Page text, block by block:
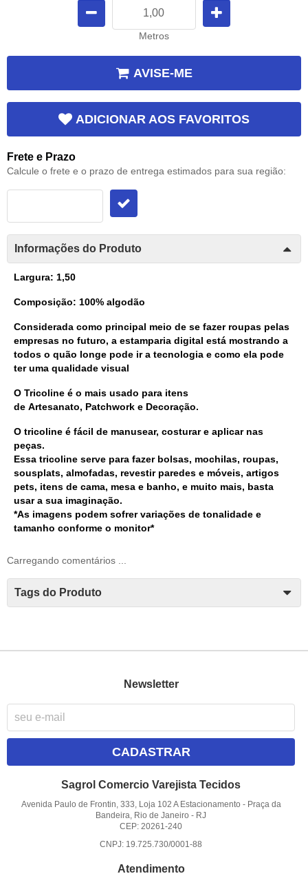
Metros
AVISE-ME
ADICIONAR AOS FAVORITOS
Frete e Prazo
Calcule o frete e o prazo de entrega estimados para sua região:
Informações do Produto
Largura: 1,50
Composição: 100% algodão
Considerada como principal meio de se fazer roupas pelas
empresas no futuro, a estamparia digital está mostrando a
todos o quão longe pode ir a tecnologia e como ela pode
ter uma qualidade visual
O Tricoline é o mais usado para itens
de Artesanato, Patchwork e Decoração.
O tricoline é fácil de manusear, costurare aplicar nas
peças.
Essa tricoline serve para fazer bolsas, mochilas, roupas,
sousplats, almofadas, revestir paredes e móveis, artigos
pets, itens de cama, mesa e banho, e muito mais, basta
usar a sua imaginação.
*As imagens podem sofrer variações de tonalidade e
tamanho conforme o monitor*
Carregando comentários ...
Tags do Produto
Newsletter
CADASTRAR
Sagrol Comercio Varejista Tecidos
Avenida Paulo de Frontin, 333, Loja 102 A Estacionamento - Praça da
Bandeira, Rio de Janeiro - RJ
CEP: 20261-240
CNPJ: 19.725.730/0001-88
Atendimento